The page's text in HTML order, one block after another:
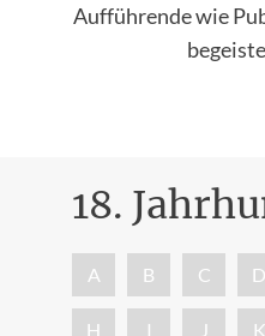
Aufführende wie
18.
A B C D
H I J K